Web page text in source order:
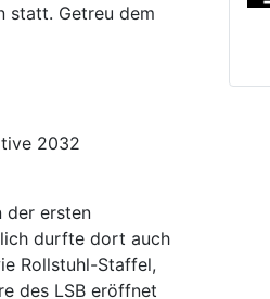
statt. Getreu dem
2032
der ersten
durfte dort auch
Rollstuhl-Staffel,
des LSB eröffnet